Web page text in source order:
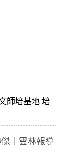
師培基地 培
｜雲林報導